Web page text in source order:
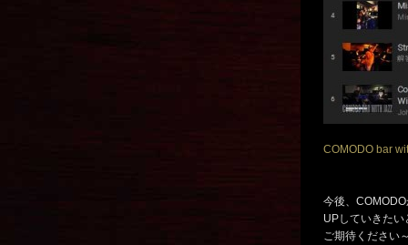
COMODO bar
今後、
UPしていきた
ご期待ください